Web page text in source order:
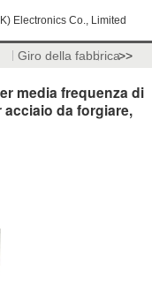
Electronics Co., Limited
Giro della fabbrica>>
media frequenza di
acciaio da forgiare,